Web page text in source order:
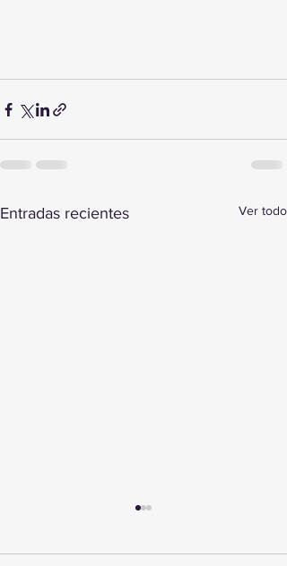
Entradas recientes Ver todo